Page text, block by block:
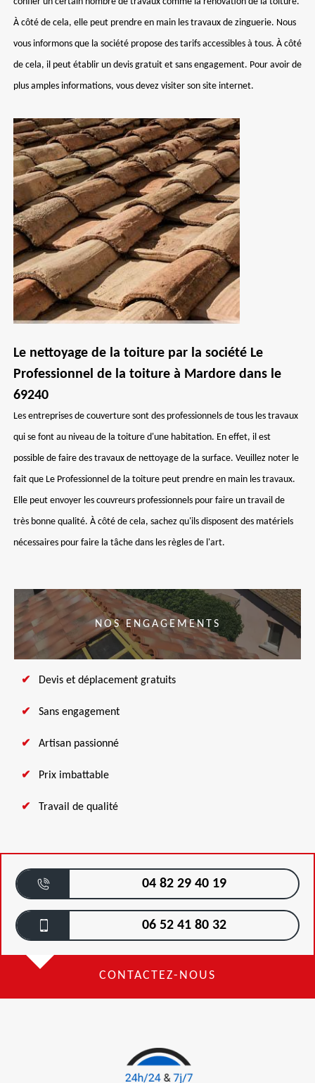
À côté de cela, elle peut prendre en main les travaux de zinguerie. Nous
vous informons que la société propose des tarifs accessibles à tous. À côté
de cela, il peut établir un devis gratuit et sans engagement. Pour avoir de
plus amples informations, vous devez visiter son site internet.
Le nettoyage de la toiture par la société Le
Professionnel de la toiture à Mardore dans le
69240
Les entreprises de couverture sont des professionnels de tous les travaux
qui se font au niveau de la toiture d'une habitation. En effet, il est
possible de faire des travaux de nettoyage de la surface. Veuillez noter le
fait que Le Professionnel de la toiture peut prendre en main les travaux.
Elle peut envoyer les couvreurs professionnels pour faire un travail de
très bonne qualité. À côté de cela, sachez qu'ils disposent des matériels
nécessaires pour faire la tâche dans les règles de l'art.
NOS ENGAGEMENTS
Devis et déplacement gratuits
Sans engagement
Artisan passionné
Prix imbattable
Travail de qualité
04 82 29 40 19
06 52 41 80 32
CONTACTEZ-NOUS